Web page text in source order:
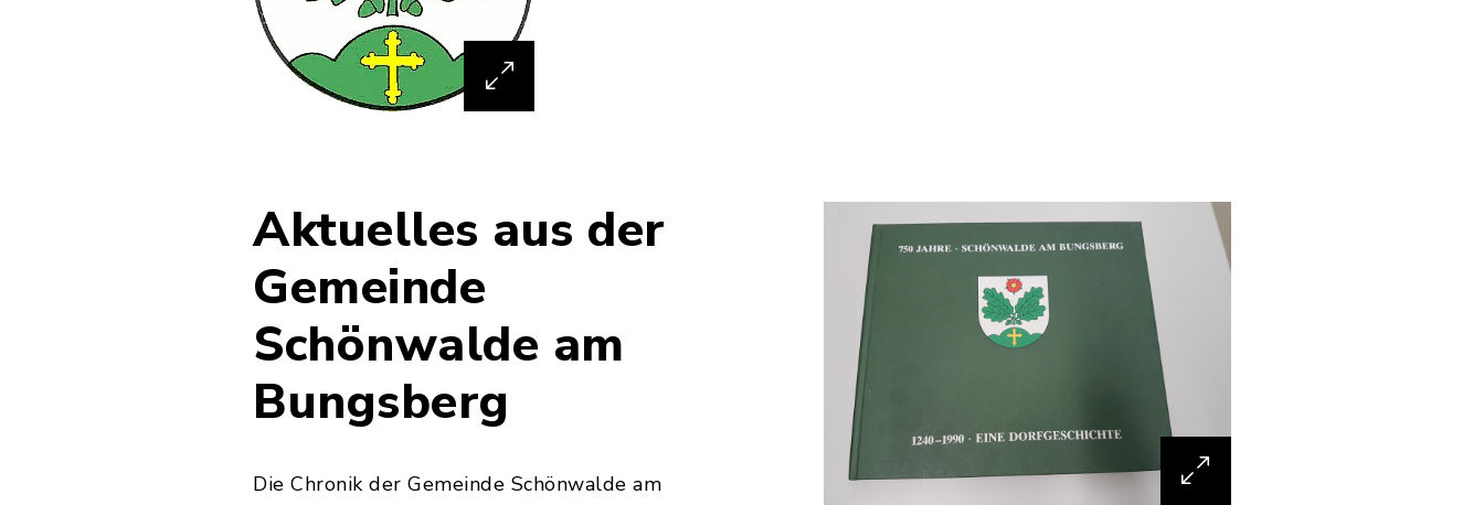
Aktuelles aus der
Gemeinde
Schönwalde am
Bungsberg
Die Chronik der Gemeinde Schönwalde am